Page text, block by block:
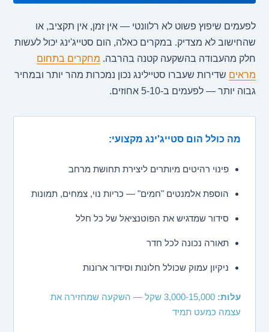
לפעמים שיפוץ פשוט לא רלוונטי — אין זמן, אין תקציב, או
שהחישוב לא מצדיק. במקרים כאלה, הום סטייג'ינג יכול לעשות
חלק מהעבודה בהשקעה קטנה בהרבה. מחקרים בתחום
מראים שדירות שעברו סטיילינג נכון נמכרות מהר יותר ובמחיר
גבוה יותר — לפעמים ב-5-10 אחוזים.
מה כולל הום סטייג'ינג מקצועי:
פינוי רהיטים מיותרים ליצירת תחושת מרחב
הוספת אלמנטים "חמים" — כריות נוי, צמחים, תמונות
סידור שמדגיש את הפוטנציאל של כל חלל
תאורה נכונה לכל חדר
ניקיון עמוק שכולל חלונות וסידור ארונות
עלות:
3,000-15,000 שקל — השקעה שמחזירה את
עצמה כמעט תמיד